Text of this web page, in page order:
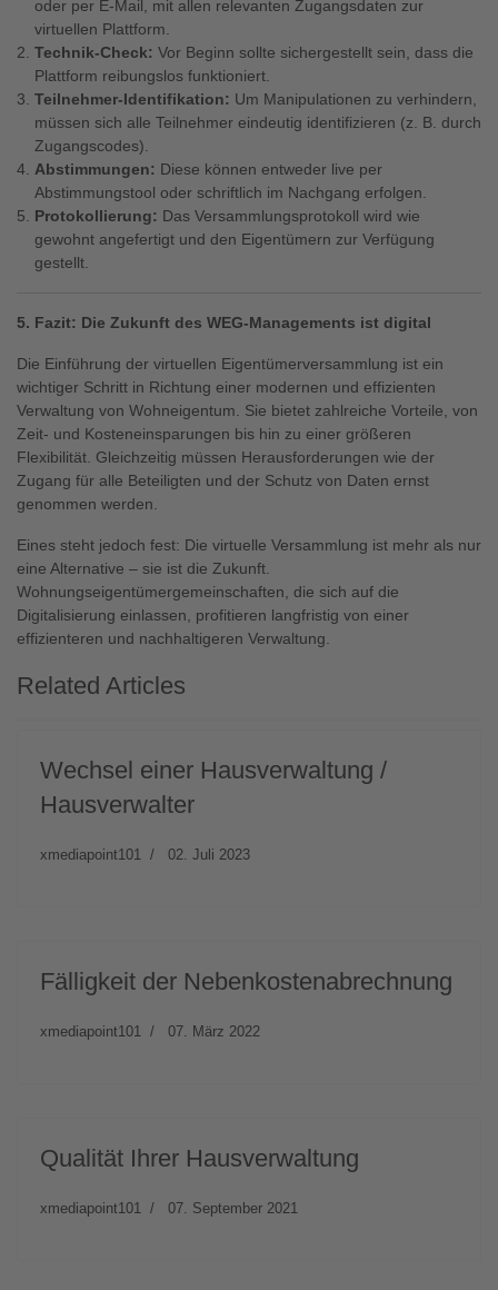
oder per E-Mail, mit allen relevanten Zugangsdaten zur
virtuellen Plattform.
Technik-Check: Vor Beginn sollte sichergestellt sein, dass die
Plattform reibungslos funktioniert.
Teilnehmer-Identifikation: Um Manipulationen zu verhindern,
müssen sich alle Teilnehmer eindeutig identifizieren (z. B. durch
Zugangscodes).
Abstimmungen: Diese können entweder live per
Abstimmungstool oder schriftlich im Nachgang erfolgen.
Protokollierung: Das Versammlungsprotokoll wird wie
gewohnt angefertigt und den Eigentümern zur Verfügung
gestellt.
5. Fazit: Die Zukunft des WEG-Managements ist digital
Die Einführung der virtuellen Eigentümerversammlung ist ein
wichtiger Schritt in Richtung einer modernen und effizienten
Verwaltung von Wohneigentum. Sie bietet zahlreiche Vorteile, von
Zeit- und Kosteneinsparungen bis hin zu einer größeren
Flexibilität. Gleichzeitig müssen Herausforderungen wie der
Zugang für alle Beteiligten und der Schutz von Daten ernst
genommen werden.
Eines steht jedoch fest: Die virtuelle Versammlung ist mehr als nur
eine Alternative – sie ist die Zukunft.
Wohnungseigentümergemeinschaften, die sich auf die
Digitalisierung einlassen, profitieren langfristig von einer
effizienteren und nachhaltigeren Verwaltung.
Related Articles
Wechsel einer Hausverwaltung /
Hausverwalter
xmediapoint101 02. Juli 2023
Fälligkeit der Nebenkostenabrechnung
xmediapoint101 07. März 2022
Qualität Ihrer Hausverwaltung
xmediapoint101 07. September 2021